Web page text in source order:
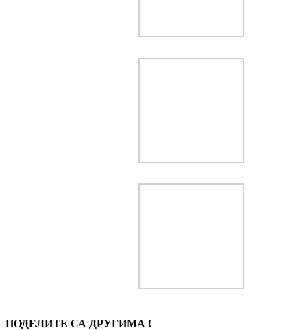
ПОДЕЛИТЕ СА ДРУГИМА !